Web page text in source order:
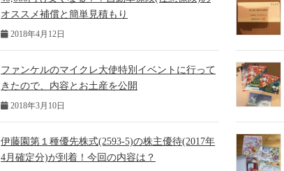
オススメ補償と簡単見積もり
2018年4月12日
ファンケルのマイクレ大使特別イベントに行って
きたので、内容とお土産を公開
2018年3月10日
伊藤園第１種優先株式(2593-5)の株主優待(2017年
4月確定分)が到着！今回の内容は？